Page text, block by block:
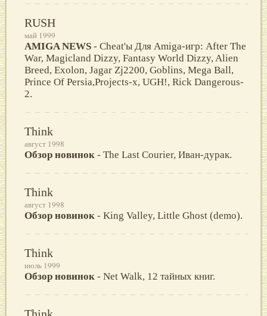
RUSH
май 1999
AMIGA NEWS - Cheat'ы Для Amiga-игр: After The
War, Magicland Dizzy, Fantasy World Dizzy, Alien
Breed, Exolon, Jagar Zj2200, Goblins, Mega Ball,
Prince Of Persia,Projects-x, UGH!, Rick Dangerous-
2.
Think
август 1998
Обзор новинок - The Last Courier, Иван-дурак.
Think
август 1998
Обзор новинок - King Valley, Little Ghost (demo).
Think
июль 1999
Обзор новинок - Net Walk, 12 тайных книг.